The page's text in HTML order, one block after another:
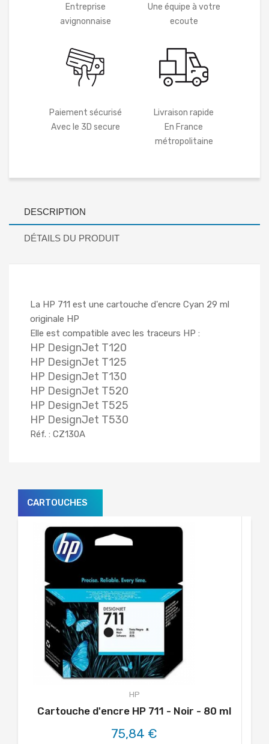
Entreprise
avignonnaise
Une équipe à votre
ecoute
Paiement sécurisé
Avec le 3D secure
Livraison rapide
En France
métropolitaine
DESCRIPTION
DÉTAILS DU PRODUIT
La HP 711 est une cartouche d'encre Cyan 29 ml
originale HP
Elle est compatible avec les traceurs HP :
HP DesignJet T120
HP DesignJet T125
HP DesignJet T130
HP DesignJet T520
HP DesignJet T525
HP DesignJet T530
Réf. : CZ130A
CARTOUCHES
HP
Cartouche d'encre HP 711 - Noir - 80 ml
75,84 €